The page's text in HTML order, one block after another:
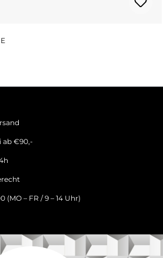
ab €90,-
(MO – FR / 9 – 14 Uhr)